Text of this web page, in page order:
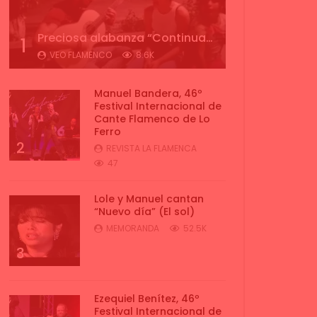
1 Preciosa alabanza “Continua” cantada por ALBA CORTES acompañada de IVAN a la guitarra | VEOFLAMENCO
VEO FLAMENCO 8.6K
2
Manuel Bandera, 46º
Festival Internacional de
Cante Flamenco de Lo
Ferro
REVISTA LA FLAMENCA
47
3
Lole y Manuel cantan
“Nuevo día” (El sol)
MEMORANDA 52.5K
Ezequiel Benítez, 46º
Festival Internacional de